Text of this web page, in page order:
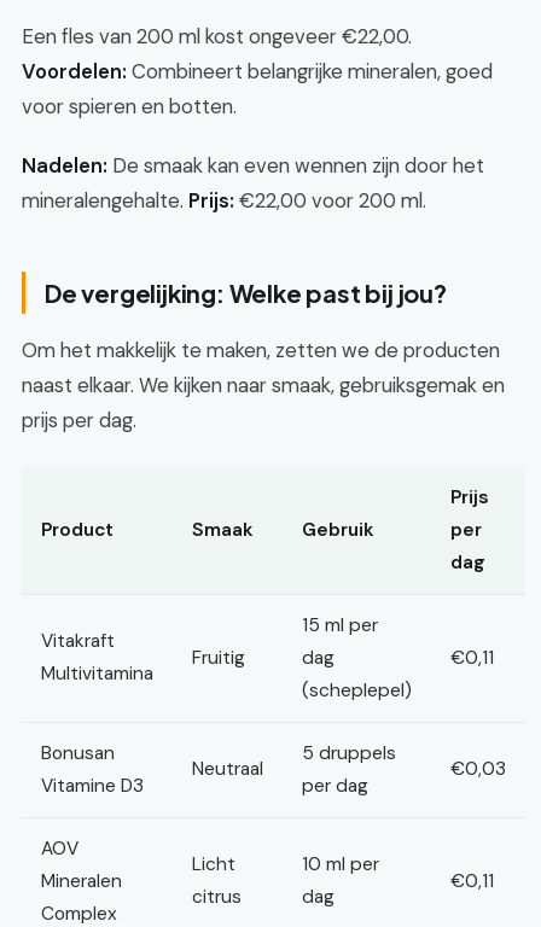
Een fles van 200 ml kost ongeveer €22,00.
Voordelen: Combineert belangrijke mineralen, goed
voor spieren en botten.
Nadelen: De smaak kan even wennen zijn door het
mineralengehalte. Prijs: €22,00 voor 200 ml.
De vergelijking: Welke past bij jou?
Om het makkelijk te maken, zetten we de producten
naast elkaar. We kijken naar smaak, gebruiksgemak en
prijs per dag.
Product Smaak Gebruik
Prijs
per
dag
Vitakraft
Multivitamina
Fruitig
15 ml per
dag
(scheplepel)
€0,11
Bonusan
Vitamine D3
Neutraal
5 druppels
per dag
€0,03
AOV
Mineralen
Complex
Licht
citrus
10 ml per
dag
€0,11